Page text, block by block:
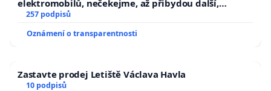
elektromobilů, nečekejme, až přibydou další,
zaveďme slyšitelná auta!
257 podpisů
Oznámení o transparentnosti
Zastavte prodej Letiště Václava Havla
10 podpisů